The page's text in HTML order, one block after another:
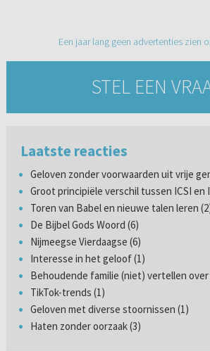
Een jaar lang geen advertenties zien
STEL EEN
Laatste reacties
Geloven zonder voorwaarden uit vrije
Groot principiële verschil tussen ICSI en
Toren van Babel en nieuwe talen leren
De Bijbel Gods Woord (6)
Nijmeegse Vierdaagse (6)
Interesse in het geloof (1)
Behoudende familie (niet) vertellen over
TikTok-trends (1)
Geloven met diverse stoornissen (1)
Haten zonder oorzaak (3)